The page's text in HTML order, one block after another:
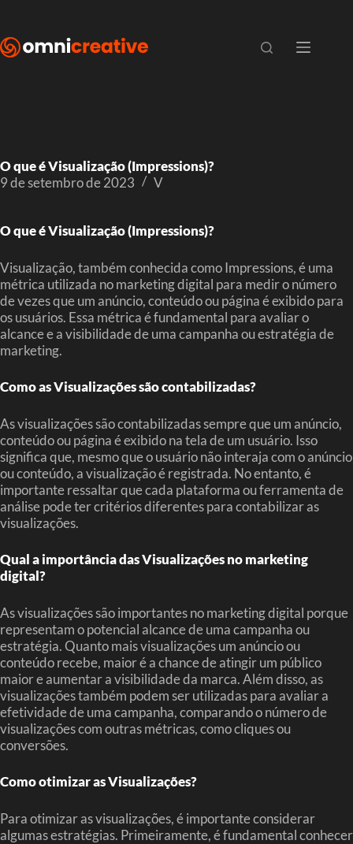
O que é Visualização (Impressions)?
9 de setembro de 2023
V
O que é Visualização (Impressions)?
Visualização, também conhecida como Impressions, é uma
métrica utilizada no marketing digital para medir o número
de vezes que um anúncio, conteúdo ou página é exibido para
os usuários. Essa métrica é fundamental para avaliar o
alcance e a visibilidade de uma campanha ou estratégia de
marketing.
Como as Visualizações são contabilizadas?
As visualizações são contabilizadas sempre que um anúncio,
conteúdo ou página é exibido na tela de um usuário. Isso
significa que, mesmo que o usuário não interaja com o anúncio
ou conteúdo, a visualização é registrada. No entanto, é
importante ressaltar que cada plataforma ou ferramenta de
análise pode ter critérios diferentes para contabilizar as
visualizações.
Qual a importância das Visualizações no marketing
digital?
As visualizações são importantes no marketing digital porque
representam o potencial alcance de uma campanha ou
estratégia. Quanto mais visualizações um anúncio ou
conteúdo recebe, maior é a chance de atingir um público
maior e aumentar a visibilidade da marca. Além disso, as
visualizações também podem ser utilizadas para avaliar a
efetividade de uma campanha, comparando o número de
visualizações com outras métricas, como cliques ou
conversões.
Como otimizar as Visualizações?
Para otimizar as visualizações, é importante considerar
algumas estratégias. Primeiramente, é fundamental conhecer